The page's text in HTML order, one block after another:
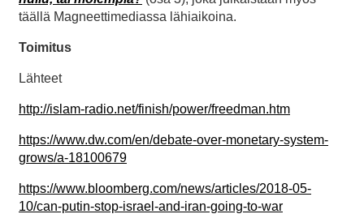
täällä Magneettimediassa lähiaikoina.
Toimitus
Lähteet
http://islam-radio.net/finish/power/freedman.htm
https://www.dw.com/en/debate-over-monetary-system-
grows/a-18100679
https://www.bloomberg.com/news/articles/2018-05-
10/can-putin-stop-israel-and-iran-going-to-war